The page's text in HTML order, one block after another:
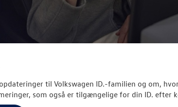
til Volkswagen ID.-familien og om,
som også er tilgængelige for din ID. efter